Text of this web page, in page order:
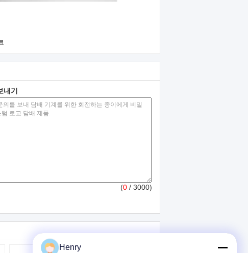
기
(0 / 3000)
Henry